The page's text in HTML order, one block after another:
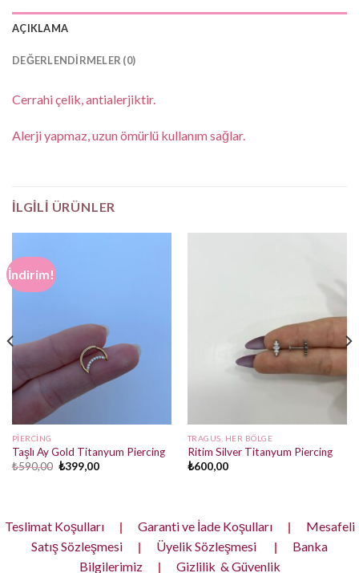
AÇIKLAMA
DEĞERLENDIRMELER (0)
Cerrahi çelik, antialerjiktir.
Alerji yapmaz, uzun ömürlü kullanım sağlar.
İLGILI ÜRÜNLER
İndirim!
PIERCING
Taşlı Ay Gold Titanyum Piercing
₺590,00 Orijinal
₺399,00Şu
TRAGUS, HER BÖLGE
Ritim Silver Titanyum Piercing
₺600,00
Teslimat Koşulları | Garanti ve İade Koşulları |
Mesafeli
Satış Sözleşmesi
| Üyelik Sözleşmesi |
Banka
Bilgilerimiz
| Gizlilik & Güvenlik